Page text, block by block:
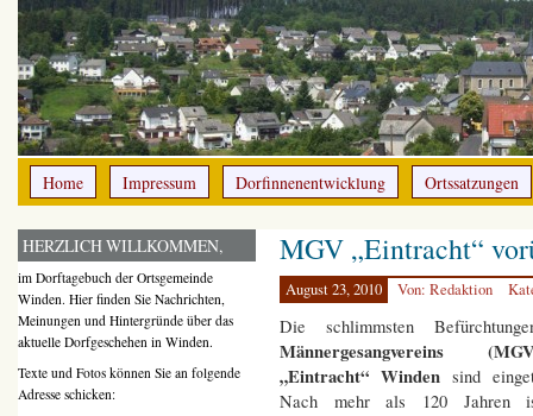
Home Impressum Dorfinnenentwicklung Ortssatzungen
MGV „Eintracht“
August 23, 2010 Von: Redaktion
Die schlimmsten
Männergesangvereins
„Eintracht“ Winden sind
Nach mehr als 120 Jahren
HERZLICH WILLKOMMEN,
im Dorftagebuch der Ortsgemeinde
Winden. Hier finden Sie Nachrichten,
Meinungen und Hintergründe über das
aktuelle Dorfgeschehen in Winden.
Texte und Fotos können Sie an folgende
Adresse schicken: